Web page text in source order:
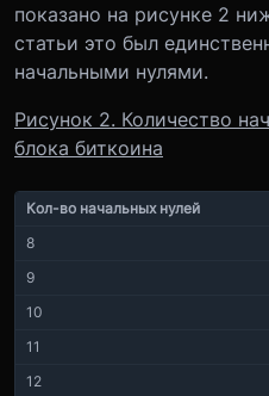
показано на рисунке 2
статьи это был
начальными нулями.
Рисунок 2. Количество
блока биткоина
Кол-во начальных нулей
8
9
10
11
12